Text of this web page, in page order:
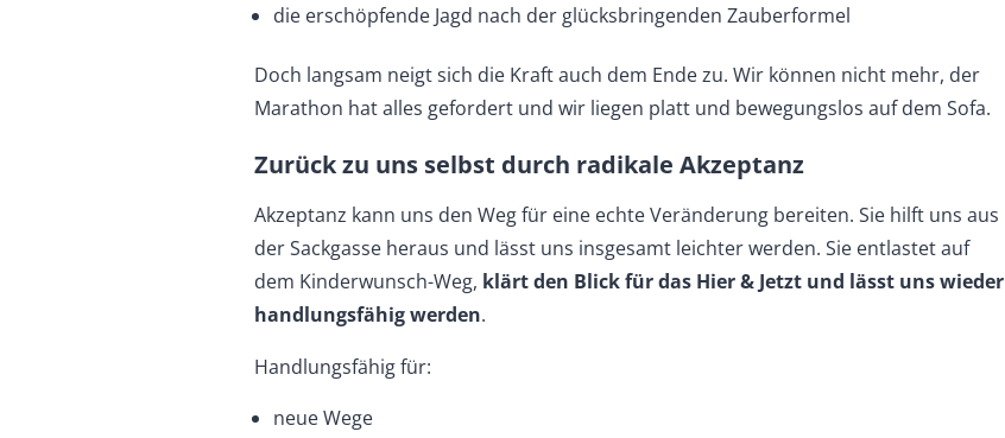
die erschöpfende Jagd nach der glücksbringenden Zauberformel
Doch langsam neigt sich die Kraft auch dem Ende zu. Wir können nicht mehr, der
Marathon hat alles gefordert und wir liegen platt und bewegungslos auf dem Sofa.
Zurück zu uns selbst durch radikale Akzeptanz
Akzeptanz kann uns den Weg für eine echte Veränderung bereiten. Sie hilft uns aus
der Sackgasse heraus und lässt uns insgesamt leichter werden. Sie entlastet auf
dem Kinderwunsch-Weg, klärt den Blick für das Hier & Jetzt und lässt uns wieder
handlungsfähigwerden.
Handlungsfähig für:
neue Wege